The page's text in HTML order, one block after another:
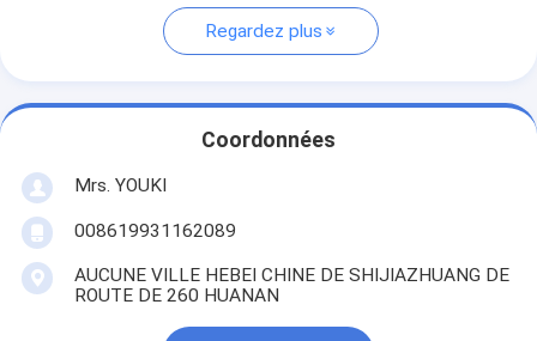
Regardez plus
Coordonnées
Mrs. YOUKI
008619931162089
AUCUNE VILLE HEBEI CHINE DE SHIJIAZHUANG DE
ROUTE DE 260 HUANAN